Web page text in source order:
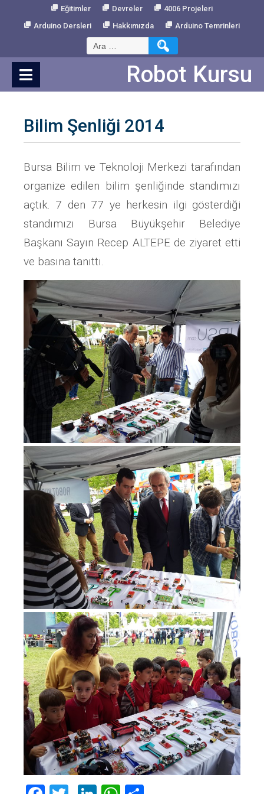
Eğitimler Devreler
4006 Projeleri
Arduino Dersleri
Hakkımızda Arduino Temrinleri
Arama:
Robot Kursu
Bilim Şenliği 2014
Bursa Bilim ve Teknoloji Merkezi tarafından
organize edilen bilim şenliğinde standımızı
açtık. 7 den 77 ye herkesin ilgi gösterdiği
standımızı Bursa Büyükşehir Belediye
Başkanı Sayın Recep ALTEPE de ziyaret etti
ve basına tanıttı.